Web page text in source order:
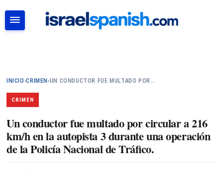
INICIO›CRIMEN›UN CONDUCTOR FUE MULTADO POR…
CRIMEN
Un conductor fue multado por circular a 216
km/h en la autopista 3 durante una operación
de la Policía Nacional de Tráfico.